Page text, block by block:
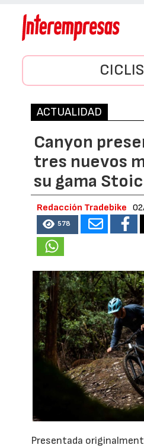
ACTUALIDAD
Canyon
tres nuevos
su gama Stoic
Redacción Tradebike
578
Presentada